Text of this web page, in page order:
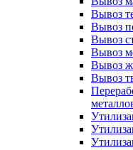
Вывоз
Вывоз
Вывоз
Вывоз
Вывоз
Вывоз